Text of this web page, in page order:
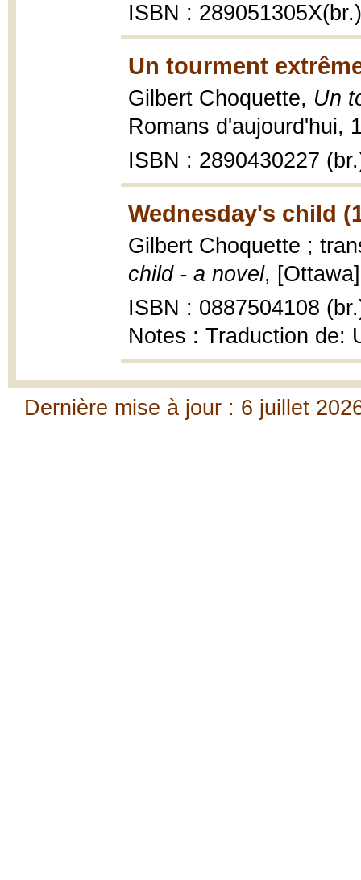
ISBN : 289051305X(br.)
Un tourment
Gilbert Choquette, Un
Romans d'aujourd'hui,
ISBN : 2890430227
Wednesday's child
Gilbert Choquette ;
child - a novel,
ISBN : 0887504108
Notes : Traduction de:
Dernière mise à jour : 6 juillet